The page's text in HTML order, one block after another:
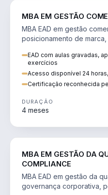
MBA EM GESTÃO
MBA EAD em gestão
posicionamento de
EAD com aulas gravadas,
exercícios
Acesso disponível 24
Certificação reconhecida
DURAÇÃO
4 meses
MBA EM GESTÃO DA
COMPLIANCE
MBA EAD em gestão da
governança corporativa,